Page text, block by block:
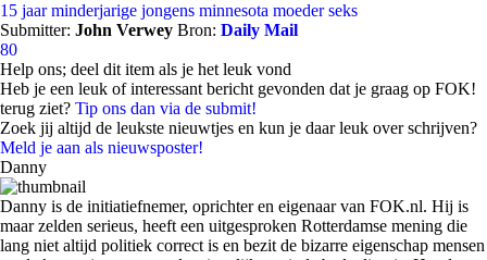
15 jaar minderjarige jongens minnesota moeder seks
Submitter: John Verwey Bron: Daily Mail
80
Help ons; deel dit item als je het leuk vond
Heb je een leuk of interessant bericht gevonden dat je graag op FOK!
terug ziet? Tip ons dan via de submit!
Zoek jij altijd de leukste nieuwtjes en kun je daar leuk over schrijven?
Meld je aan als nieuwsposter!
Danny
Danny is de initiatiefnemer, oprichter en eigenaar van FOK.nl. Hij is
maar zelden serieus, heeft een uitgesproken Rotterdamse mening die
lang niet altijd politiek correct is en bezit de bizarre eigenschap mensen